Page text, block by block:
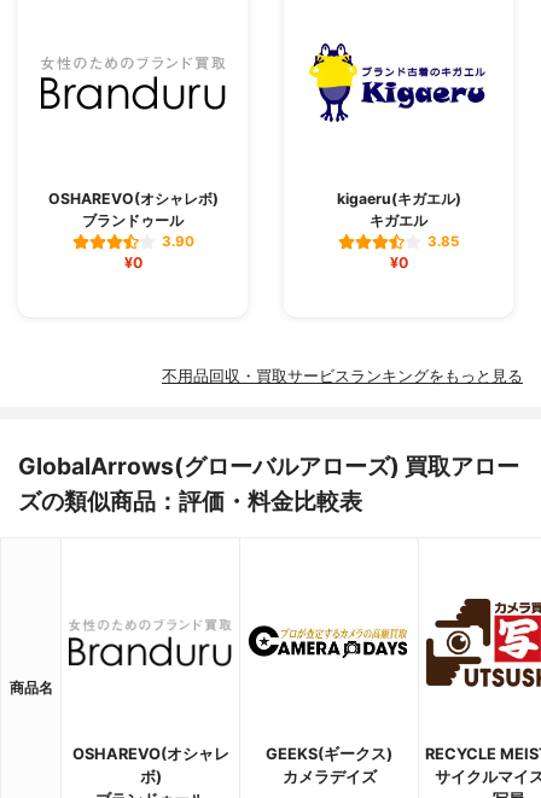
OSHAREVO(オシャレボ)
ブランドゥール
3.90
¥0
kigaeru(キガエル)
キガエル
3.85
¥0
不用品回収・買取サービスランキングをもっと見る
GlobalArrows(グローバルアローズ) 買取アロー
ズの類似商品：評価・料金比較表
商品名
OSHAREVO(オシャレ
ボ)
GEEKS(ギークス)
カメラデイズ
RECYCLE
サイクルマイ